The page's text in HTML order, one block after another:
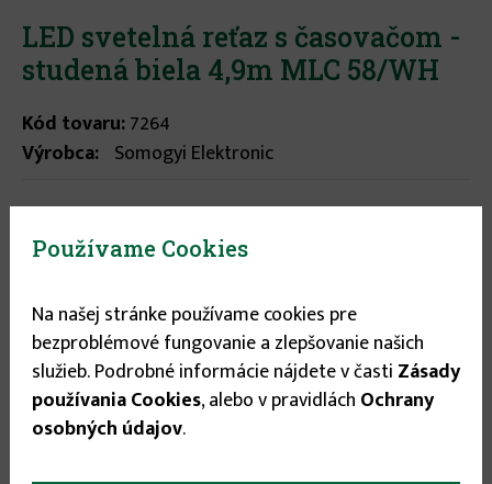
LED svetelná reťaz s časovačom -
studená biela 4,9m MLC 58/WH
Kód tovaru:7264
Výrobca: Somogyi Elektronic
Stav tovaru: Na sklade
Expedícia do: 1-3 dní
6.95 €


Používame Cookies
Na našej stránke používame cookies pre
bezproblémové fungovanie a zlepšovanie našich
služieb. Podrobné informácie nájdete v časti Zásady
používania Cookies, alebo v pravidlách Ochrany
osobných údajov.